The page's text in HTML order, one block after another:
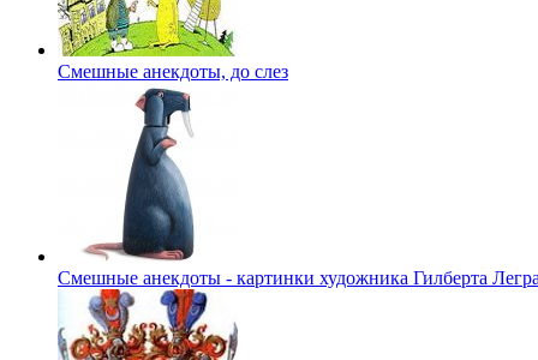
Смешные анекдоты, до слез
Смешные анекдоты - картинки художника Гилберта